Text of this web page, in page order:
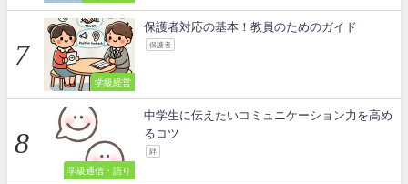
学級経営
保護者対応の基本！教員のためのガイド
保護者
学級通信・語り
中学生に伝えたいコミュニケーション力を高め
るコツ
絆